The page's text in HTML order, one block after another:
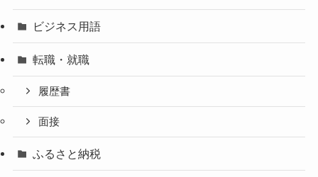
ビジネス用語
転職・就職
履歴書
面接
ふるさと納税